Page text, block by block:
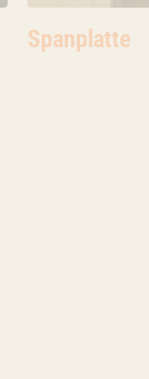
Ort
Spanplatte